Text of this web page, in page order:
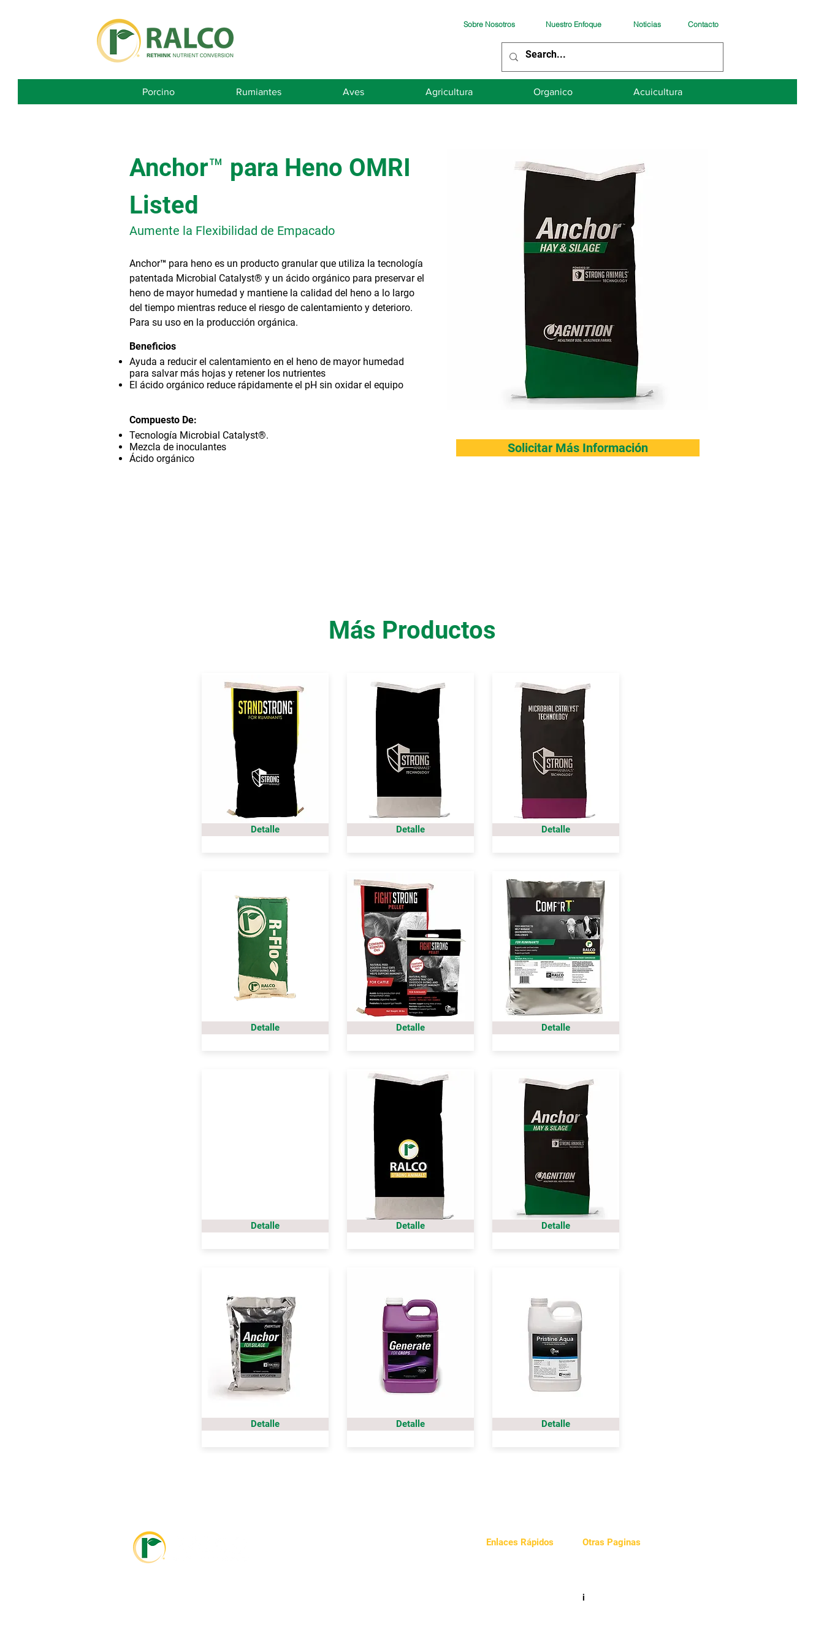
Sobre Nosotros Nuestro Enfoque Noticias Contacto
Porcino Rumiantes Aves Agricultura Organico Acuicultura
Anchor™ para Heno OMRI
Listed
Aumente la Flexibilidad de Empacado
Anchor™ para heno es un producto granular que utiliza la tecnología
patentada Microbial Catalyst® y un ácido orgánico para preservar el
heno de mayor humedad y mantiene la calidad del heno a lo largo
del tiempo mientras reduce el riesgo de calentamiento y deterioro.
Para su uso en la producción orgánica.
Beneficios
Ayuda a reducir el calentamiento en el heno de mayor humedad
para salvar más hojas y retener los nutrientes
El ácido orgánico reduce rápidamente el pH sin oxidar el equipo
Compuesto De:
Tecnología Microbial Catalyst®.
Mezcla de inoculantes
Ácido orgánico
Solicitar Más Información
Más Productos
Detalle
Detalle
Detalle
Detalle
Detalle
Detalle
Detalle
Detalle
Detalle
Detalle
Detalle
Detalle
Enlaces Rápidos Otras Paginas
i